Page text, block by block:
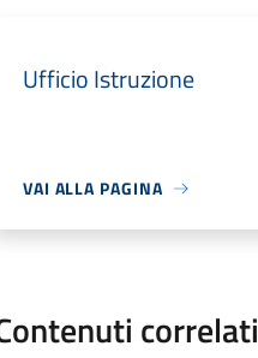
Ufficio Istruzione
VAI ALLA PAGINA
correlati